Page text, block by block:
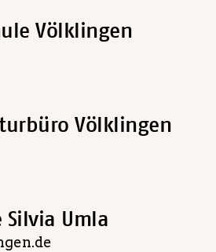
Völklingen
Völklingen
Umla